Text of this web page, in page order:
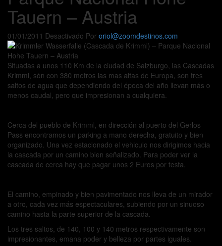
Tauern – Austria
01/01/2011 Desactivado Por oriol@zoomdestinos.com
Situadas a unos 110 Km de la ciudad de Salzburgo, las Cascadas
Krimml, són con 380 metros las mas altas de Europa, son tres
saltos de agua que dependiendo del época del año llevan más o
menos caudal, pero que impresionan a cualquiera.
Cerca del pueblo de Krimml, en dirección al puerto del Gerlos
Pass encontramos un parking a mano derecha, gratuito y bien
organizado. Una vez estacionado el vehiculo nos dirigimos hacia
la cascada por un camino bien señalizado. Para poder ver la
cascada de cerca hay que pagar unos 2 Euros por testa.
El camino, empinado y bien pavimentado nos lleva de un mirador
a otro, cada vez más espectaculares, subiendo por un sinuoso
camino hasta la parte superior de la cascada.
Los tres saltos, de 140, 100 y 140 metros respectivamente son
impresionantes, emana poder y belleza por partes iguales.